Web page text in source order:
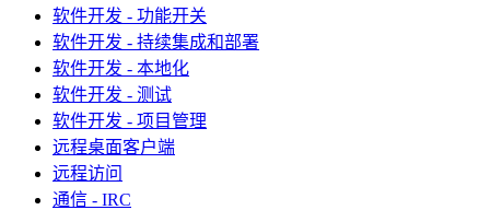
软件开发 - 功能开关
软件开发 - 持续集成和部署
软件开发 - 本地化
软件开发 - 测试
软件开发 - 项目管理
远程桌面客户端
远程访问
通信 - IRC